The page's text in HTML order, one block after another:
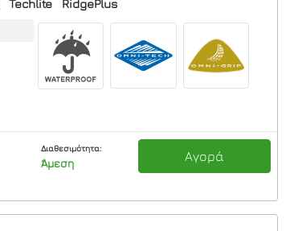
Techlite RidgePlus
Διαθεσιμότητα:
Άμεση Αγορά